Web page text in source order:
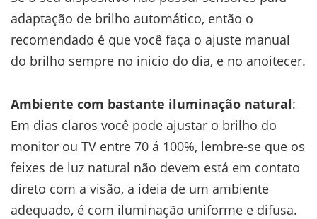
adaptação de brilho automático, então o
recomendado é que você faça o ajuste manual
do brilho sempre no inicio do dia, e no anoitecer.
Ambiente com bastante iluminação natural:
Em dias claros você pode ajustar o brilho do
monitor ou TV entre 70 á 100%, lembre-se que os
feixes de luz natural não devem está em contato
direto com a visão, a ideia de um ambiente
adequado, é com iluminação uniforme e difusa.